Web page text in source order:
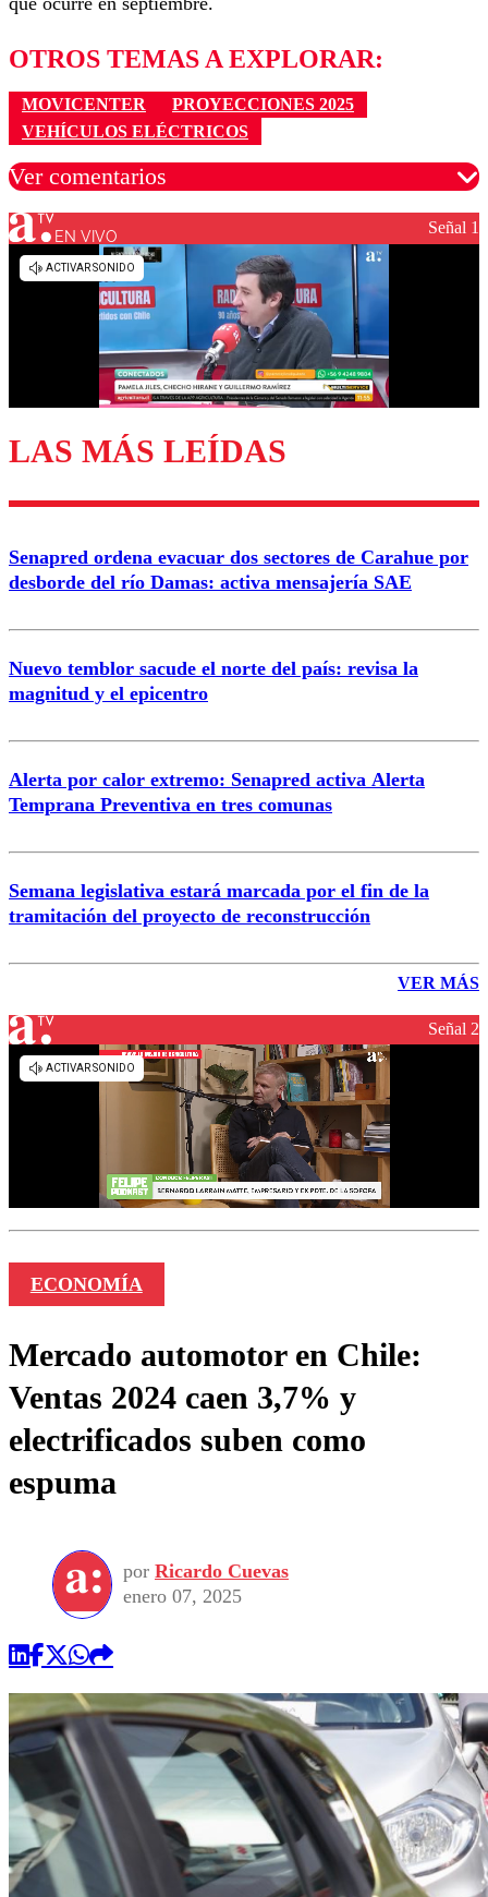
OTROS TEMAS A EXPLORAR:
MOVICENTER
PROYECCIONES 2025
VEHÍCULOS ELÉCTRICOS
Ver comentarios
Los comentarios son moderados para garantizar un
diálogo respetuoso.
Enviar comentario
EN VIVO Señal 1
LAS MÁS LEÍDAS
Senapred ordena evacuar dos sectores de Carahue por
desborde del río Damas: activa mensajería SAE
Nuevo temblor sacude el norte del país: revisa la
magnitud y el epicentro
Alerta por calor extremo: Senapred activa Alerta
Temprana Preventiva en tres comunas
Semana legislativa estará marcada por el fin de la
tramitación del proyecto de reconstrucción
VER MÁS
Señal 2
ECONOMÍA
Mercado automotor en Chile:
Ventas 2024 caen 3,7% y
electrificados suben como
espuma
por Ricardo Cuevas
enero 07, 2025